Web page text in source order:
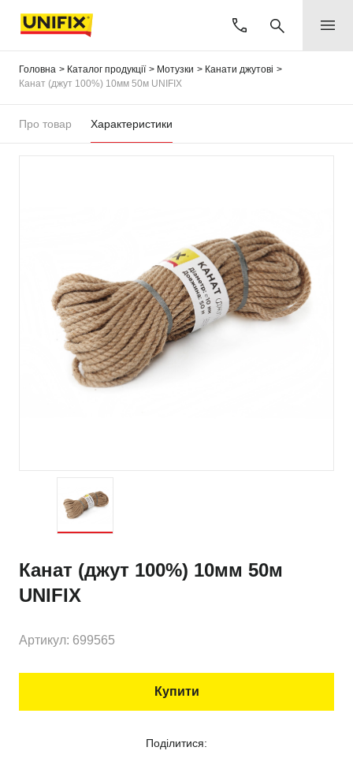
Головна Каталог продукції Мотузки
Канати джутові
Канат (джут 100%) 10мм 50м UNIFIX
Про товар Характеристики
Канат (джут 100%) 10мм 50м
UNIFIX
Артикул: 699565
Купити
Поділитися: